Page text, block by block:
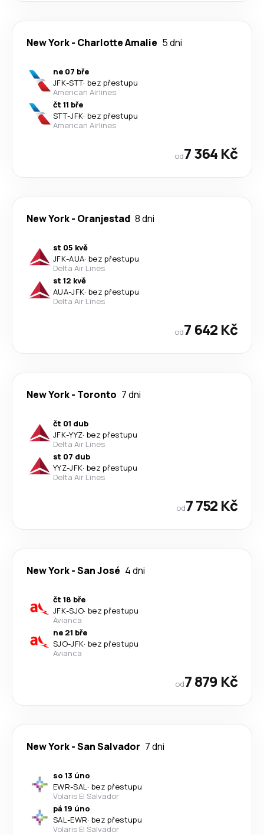
New York- Charlotte Amalie 5 dni
ne 07 bře
JFK-STT· bez přestupu
American Airlines
čt 11 bře
STT-JFK· bez přestupu
American Airlines
od7 364 Kč
New York- Oranjestad 8 dni
st 05 kvě
JFK-AUA· bez přestupu
Delta Air Lines
st 12 kvě
AUA-JFK· bez přestupu
Delta Air Lines
od7 642 Kč
New York- Toronto 7 dni
čt 01 dub
JFK-YYZ· bez přestupu
Delta Air Lines
st 07 dub
YYZ-JFK· bez přestupu
Delta Air Lines
od7 752 Kč
New York-San José 4 dni
čt 18 bře
JFK-SJO· bez přestupu
Avianca
ne 21 bře
SJO-JFK· bez přestupu
Avianca
od7 879 Kč
New York-San Salvador 7 dni
so 13 úno
EWR-SAL· bez přestupu
Volaris El Salvador
pá 19 úno
SAL-EWR· bez přestupu
Volaris El Salvador